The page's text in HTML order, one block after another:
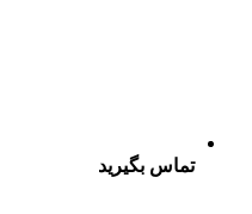
تماس بگیرید